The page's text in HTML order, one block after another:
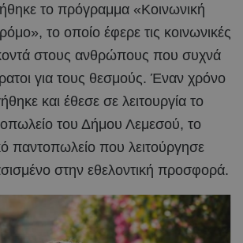
το πρόγραμμα «Κοινωνική
το οποίο έφερε τις κοινωνικές
στους ανθρώπους που συχνά
για τους θεσμούς. Έναν χρόνο
και έθεσε σε λειτουργία το
του Δήμου Λεμεσού, το
παντοπωλείο που λειτούργησε
στην εθελοντική προσφορά.